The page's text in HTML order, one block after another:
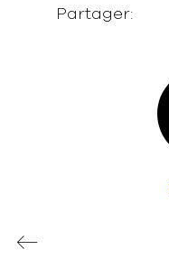
Partager: